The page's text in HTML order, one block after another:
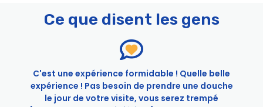
Promenades aux chutes du Niagara
Tour complet des chutes du Niagara : Promenade en
bateau et voyage derrière les chutes
First Niagara Boat et JBTF
Niagara Underground : Visite de la centrale électrique
et du tunnel sous les chutes
Ce que disent les gens
C'est une expérience formidable ! Quelle belle
expérience ! Pas besoin de prendre une douche
le jour de votre visite, vous serez trempé